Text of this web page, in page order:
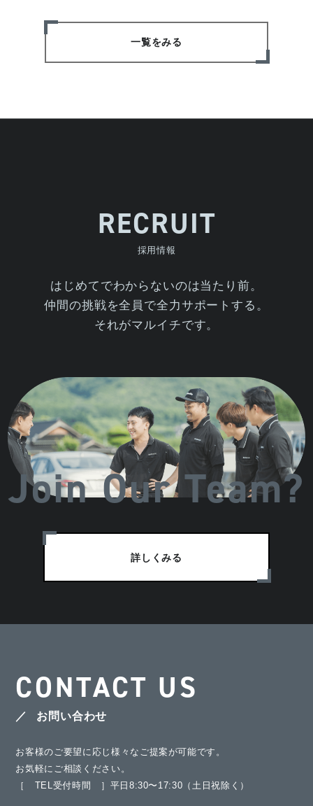
一覧をみる
RECRUIT
採用情報
はじめてでわからないのは当たり前。
仲間の挑戦を全員で全力サポートする。
それがマルイチです。
Join Our Team?
詳しくみる
CONTACT US
お問い合わせ
お客様のご要望に応じ様々なご提案が可能です。
お気軽にご相談ください。
［ TEL受付時間 ］平日8:30〜17:30（土日祝除く）